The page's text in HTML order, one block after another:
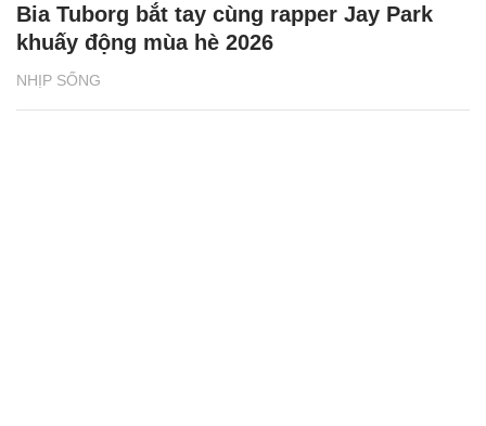
NHỊP SỐNG
Bia Tuborg bắt tay cùng rapper Jay Park
khuấy động mùa hè 2026